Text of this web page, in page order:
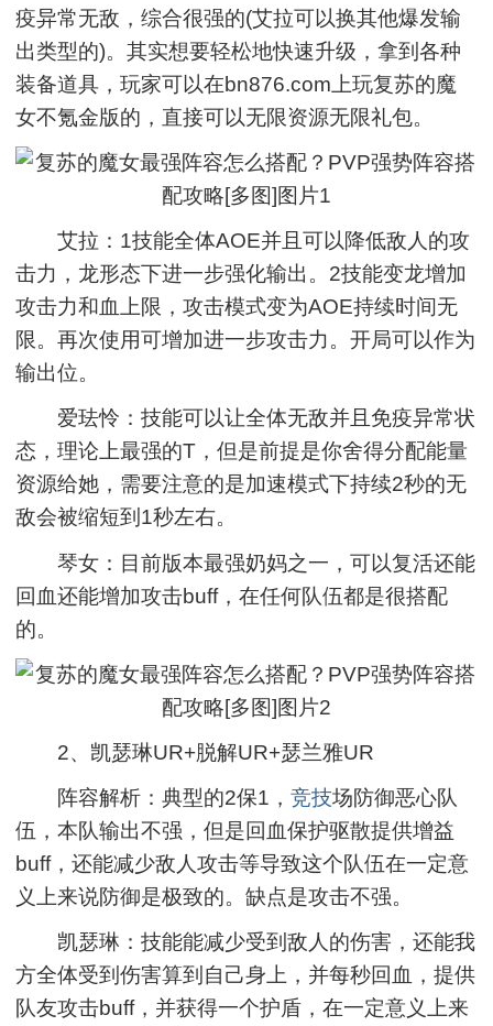
疫异常无敌，综合很强的(艾拉可以换其他爆发输
出类型的)。其实想要轻松地快速升级，拿到各种
装备道具，玩家可以在bn876.com上玩复苏的魔
女不氪金版的，直接可以无限资源无限礼包。
艾拉：1技能全体AOE并且可以降低敌人的攻
击力，龙形态下进一步强化输出。2技能变龙增加
攻击力和血上限，攻击模式变为AOE持续时间无
限。再次使用可增加进一步攻击力。开局可以作为
输出位。
爱珐怜：技能可以让全体无敌并且免疫异常状
态，理论上最强的T，但是前提是你舍得分配能量
资源给她，需要注意的是加速模式下持续2秒的无
敌会被缩短到1秒左右。
琴女：目前版本最强奶妈之一，可以复活还能
回血还能增加攻击buff，在任何队伍都是很搭配
的。
2、凯瑟琳UR+脱解UR+瑟兰雅UR
阵容解析：典型的2保1， 竞技场防御恶心队
伍，本队输出不强，但是回血保护驱散提供增益
buff，还能减少敌人攻击等导致这个队伍在一定意
义上来说防御是极致的。缺点是攻击不强。
凯瑟琳：技能能减少受到敌人的伤害，还能我
方全体受到伤害算到自己身上，并每秒回血，提供
队友攻击buff，并获得一个护盾，在一定意义上来